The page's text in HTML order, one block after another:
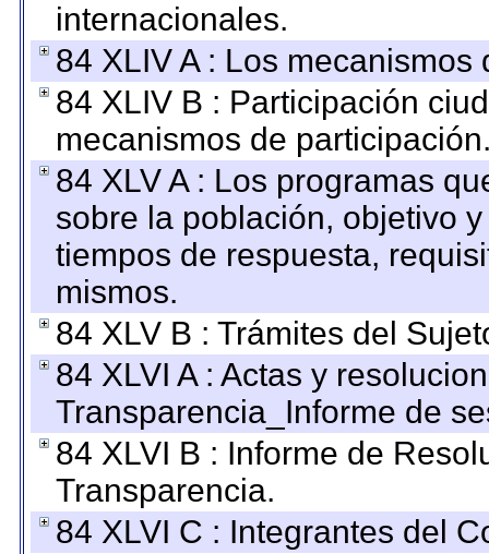
internacionales.
84 XLIV A : Los
84 XLIV B : Participación
mecanismos de
84 XLV A : Los programas
sobre la población, objetivo
tiempos de respuesta,
mismos.
84 XLV B : Trámites del
84 XLVI A : Actas y
Transparencia_Informe de
84 XLVI B : Informe de
Transparencia.
84 XLVI C : Integrantes del